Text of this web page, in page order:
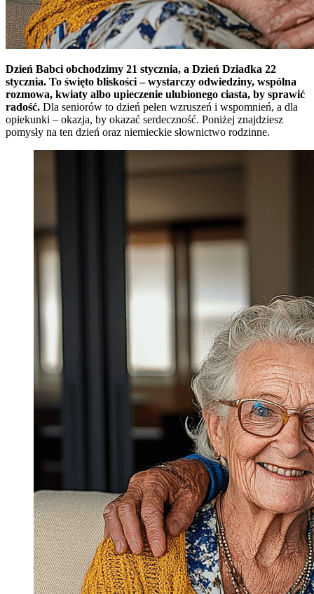
Dzień Babci obchodzimy 21 stycznia, a Dzień Dziadka 22
stycznia. To święto bliskości – wystarczy odwiedziny, wspólna
rozmowa, kwiaty albo upieczenie ulubionego ciasta, by sprawić
radość. Dla seniorów to dzień pełen wzruszeń i wspomnień, a dla
opiekunki – okazja, by okazać serdeczność. Poniżej znajdziesz
pomysły na ten dzień oraz niemieckie słownictwo rodzinne.